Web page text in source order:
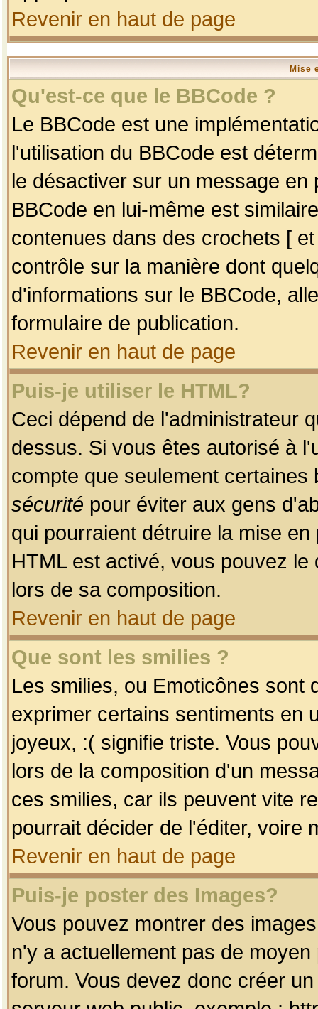
Revenir en haut de page
Mise
Qu'est-ce que le BBCode ?
Le BBCode est une
l'utilisation du BBCode est
le désactiver sur un message
BBCode en lui-même est
contenues dans des crochets [
contrôle sur la manière dont
d'informations sur le BBCode,
formulaire de publication.
Revenir en haut de page
Puis-je utiliser le HTML?
Ceci dépend de l'administrateur
dessus. Si vous êtes autorisé à
compte que seulement
sécurité pour éviter aux gens
qui pourraient détruire la mise
HTML est activé, vous pouvez
lors de sa composition.
Revenir en haut de page
Que sont les smilies ?
Les smilies, ou Emoticônes sont
exprimer certains sentiments en
joyeux, :( signifie triste. Vous
lors de la composition d'un
ces smilies, car ils peuvent vite
pourrait décider de l'éditer, voire
Revenir en haut de page
Puis-je poster des Images?
Vous pouvez montrer des
n'y a actuellement pas de
forum. Vous devez donc créer